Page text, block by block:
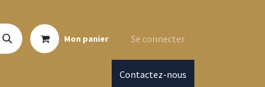
Mon panier Se connecter
Contactez-nous